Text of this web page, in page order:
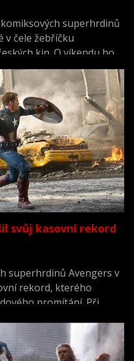
superhrdinů
v čele žebříčku
kin. O víkendu ho
distributorů zhlédlo
nechali 7,6
kontě už 160.000.
svůj kasovní rekord
superhrdinů Avengers v
rekord, kterého
promítání. Při
dolarů (téměř čtyři
agentura Reuters.